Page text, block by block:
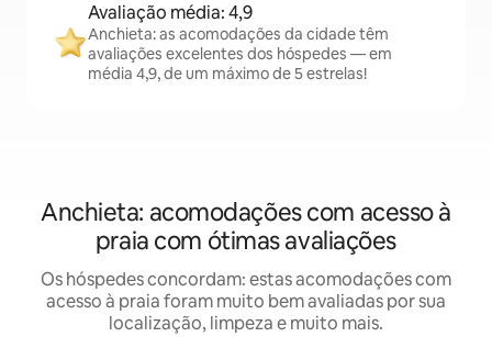
Avaliação média: 4,9
Anchieta: as acomodações da cidade têm
avaliações excelentes dos hóspedes — em
média 4,9, de um máximo de 5 estrelas!
Anchieta: acomodações com acesso à
praia com ótimas avaliações
Os hóspedes concordam: estas acomodações com
acesso à praia foram muito bem avaliadas por sua
localização, limpeza e muito mais.